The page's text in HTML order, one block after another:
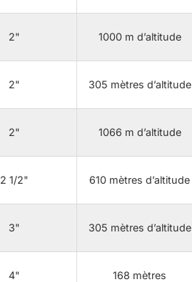
2" 1000 m d’altitude
2" 305 mètres d’altitude
2" 1066 m d’altitude
2 1/2" 610 mètres d’altitude
3" 305 mètres d’altitude
4" 168 mètres